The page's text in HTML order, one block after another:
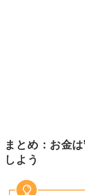
まとめ：お金
しよう